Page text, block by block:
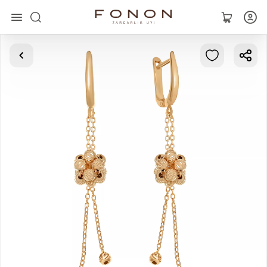
Главная